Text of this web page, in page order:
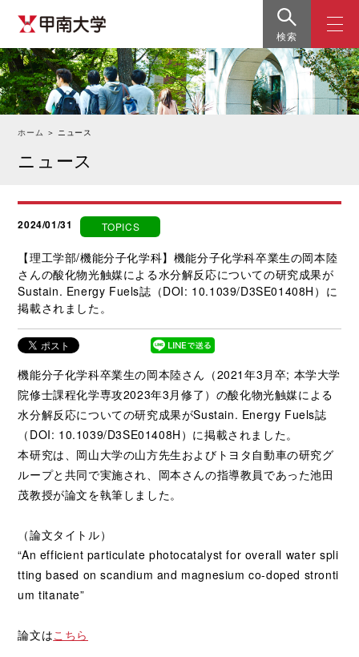
検索
ホーム ＞ニュース
ニュース
2024/01/31 TOPICS
【理工学部/機能分子化学科】機能分子化学科卒業生の岡本陸
さんの酸化物光触媒による水分解反応についての研究成果が
Sustain. Energy Fuels誌（DOI: 10.1039/D3SE01408H）に
掲載されました。
機能分子化学科卒業生の岡本陸さん（2021年3月卒; 本学大学
院修士課程化学専攻2023年3月修了）の酸化物光触媒による
水分解反応についての研究成果がSustain. Energy Fuels誌
（DOI: 10.1039/D3SE01408H）に掲載されました。
本研究は、岡山大学の山方先生およびトヨタ自動車の研究グ
ループと共同で実施され、岡本さんの指導教員であった池田
茂教授が論文を執筆しました。
（論文タイトル）
“An efficient particulate photocatalyst for overall water spli
tting based on scandium and magnesium co-doped stronti
um titanate”
論文はこちら